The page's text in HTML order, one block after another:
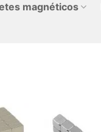
magnéticos